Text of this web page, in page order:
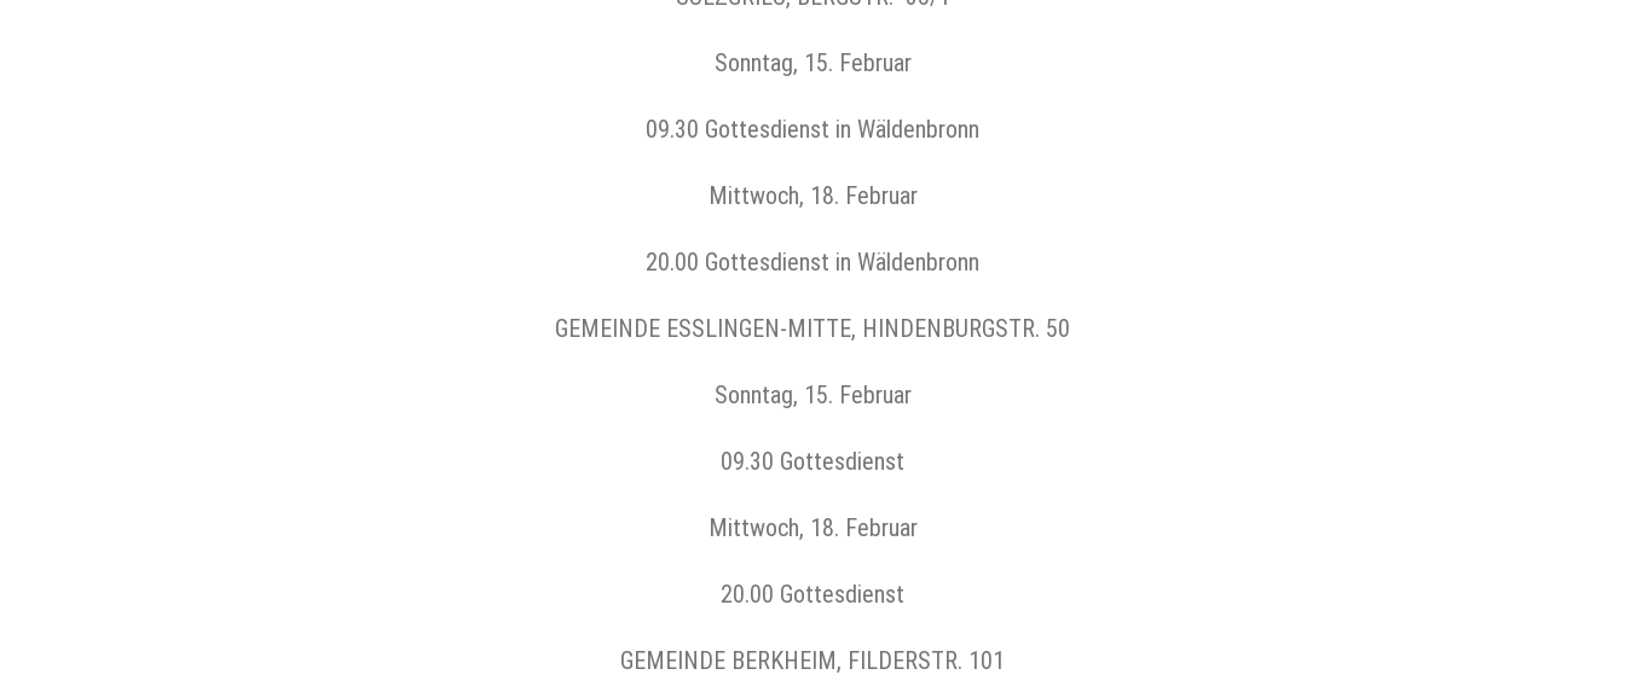
Sonntag, 15. Februar
09.30 Gottesdienst in Wäldenbronn
Mittwoch, 18. Februar
20.00 Gottesdienst in Wäldenbronn
GEMEINDE ESSLINGEN-MITTE, HINDENBURGSTR. 50
Sonntag, 15. Februar
09.30 Gottesdienst
Mittwoch, 18. Februar
20.00 Gottesdienst
GEMEINDE BERKHEIM, FILDERSTR. 101